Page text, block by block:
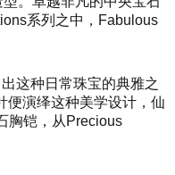
系列之中，Fabulous
这种日常珠宝的典雅之
便演绎这种美学设计，仙
胸铠，从Precious